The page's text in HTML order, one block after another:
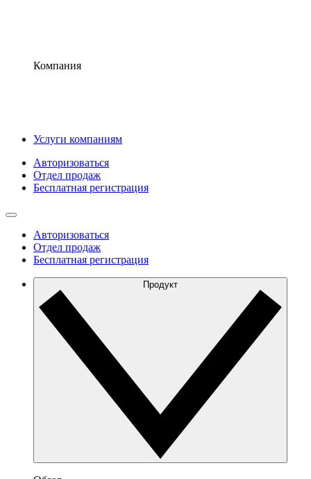
Компания
Услуги компаниям
Авторизоваться
Отдел продаж
Бесплатная регистрация
Авторизоваться
Отдел продаж
Бесплатная регистрация
Продукт